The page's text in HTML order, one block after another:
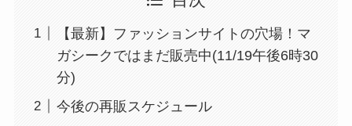
【最新】ファッションサイトの穴場！マ
ガシークではまだ販売中(11/19午後6時30
分)
今後の再販スケジュール